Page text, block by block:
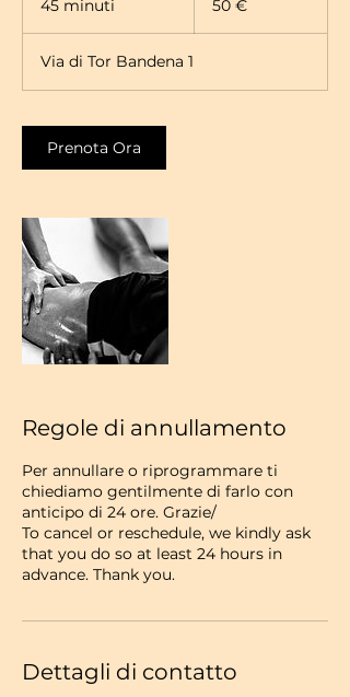
45 minuti
i
n
t
i
50 €
Via di Tor Bandena 1
Prenota Ora
Regole di annullamento
Per annullare o riprogrammare ti
chiediamo gentilmente di farlo con
anticipo di 24 ore. Grazie/
To cancel or reschedule, we kindly ask
that you do so at least 24 hours in
advance. Thank you.
Dettagli di contatto